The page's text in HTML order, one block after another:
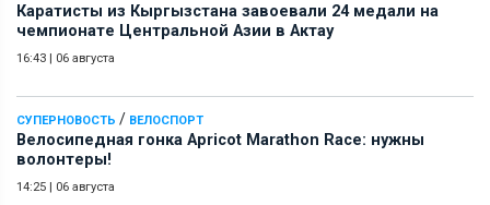
Каратисты из Кыргызстана завоевали 24 медали на
чемпионате Центральной Азии в Актау
16:43 | 06 августа
СУПЕРНОВОСТЬ / ВЕЛОСПОРТ
Велосипедная гонка Apricot Marathon Race: нужны
волонтеры!
14:25 | 06 августа